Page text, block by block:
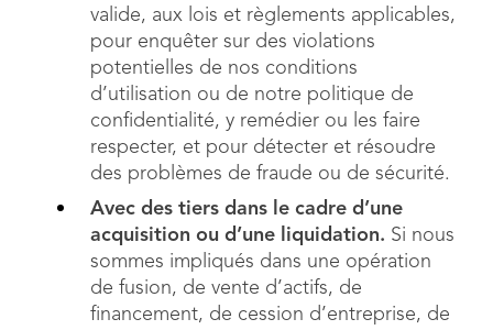
valide, aux lois et règlements applicables,
pour enquêter sur des violations
potentielles de nos conditions
d’utilisation ou de notre politique de
confidentialité, y remédier ou les faire
respecter, et pour détecter et résoudre
des problèmes de fraude ou de sécurité.
Avec des tiers dans le cadre d’une
acquisition ou d’une liquidation. Si nous
sommes impliqués dans une opération
de fusion, de vente d’actifs, de
financement, de cession d’entreprise, de